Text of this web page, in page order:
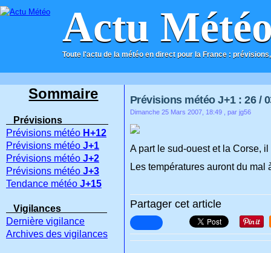
Actu
Toute l'actu de la météo en direct pour la France :
ACCUEIL CONTACT
Prévisions météo J+1 : 26 /
Dimanche 25 Mars 2007, 18:49 , par jg56
A part le sud-ouest et la Corse,
Les températures auront du mal
Partager cet article
Sommaire
Prévisions
Prévisions météo H+12
Prévisions météo J+1
Prévisions météo J+2
Prévisions météo J+3
Tendance météo J+15
Vigilances
Dernière vigilance
Archives des vigilances